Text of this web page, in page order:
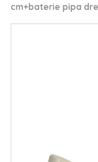
cm+baterie pipa